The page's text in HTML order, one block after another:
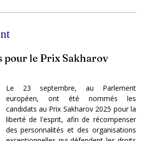
pour le Prix Sakharov
Le 23 septembre, au Parlement
européen, ont été nommés les
candidats au Prix Sakharov 2025 pour la
liberté de l'esprit, afin de récompenser
des personnalités et des organisations